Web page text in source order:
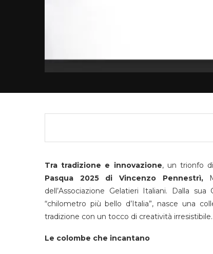
Tra tradizione e innovazione, un trionfo di
Pasqua 2025 di Vincenzo Pennestrì,
dell’Associazione Gelatieri Italiani. Dalla
“chilometro più bello d’Italia”, nasce una
tradizione con un tocco di creatività irresistibile.
Le colombe che incantano